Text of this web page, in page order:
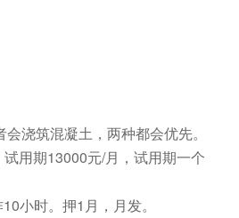
浇筑混凝土，两种都会优先。
用期13000元/月，试用期一个
小时。押1月，月发。